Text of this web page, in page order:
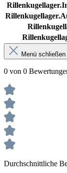
Menü schließen
0 von 0
Durchschnittliche